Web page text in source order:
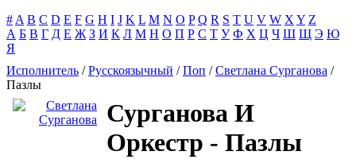
# A B C D E F G H I J K L M N O P Q R S T U V W X Y Z
А Б В Г Д Е Ж З И К Л М Н О П Р С Т У Ф Х Ц Ч Ш Щ Э Ю
Я
Исполнитель /Русскоязычный /Поп /Светлана Сурганова /
Пазлы
Сурганова И
Оркестр - Пазлы